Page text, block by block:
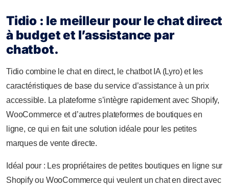
Tidio : le meilleur pour le chat direct
à budget et l’assistance par
chatbot.
Tidio combine le chat en direct, le chatbot IA (Lyro) et les
caractéristiques de base du service d’assistance à un prix
accessible. La plateforme s’intègre rapidement avec Shopify,
WooCommerce et d’autres plateformes de boutiques en
ligne, ce qui en fait une solution idéale pour les petites
marques de vente directe.
Idéal pour : Les propriétaires de petites boutiques en ligne sur
Shopify ou WooCommerce qui veulent un chat en direct avec